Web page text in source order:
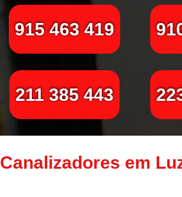
915 463 419
211 385 443
Canalizadores em